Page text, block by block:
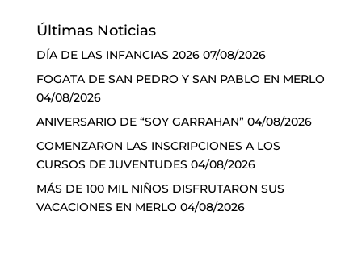
Últimas Noticias
DÍA DE LAS INFANCIAS 2026 07/08/2026
FOGATA DE SAN PEDRO Y SAN PABLO EN MERLO
04/08/2026
ANIVERSARIO DE “SOY GARRAHAN” 04/08/2026
COMENZARON LAS INSCRIPCIONES A LOS
CURSOS DE JUVENTUDES 04/08/2026
MÁS DE 100 MIL NIÑOS DISFRUTARON SUS
VACACIONES EN MERLO 04/08/2026